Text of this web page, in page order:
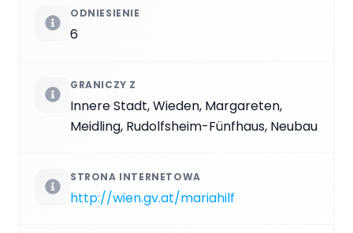
ODNIESIENIE
6
GRANICZY Z
Innere Stadt, Wieden, Margareten,
Meidling, Rudolfsheim-Fünfhaus, Neubau
STRONA INTERNETOWA
http://wien.gv.at/mariahilf